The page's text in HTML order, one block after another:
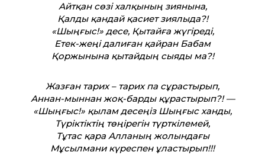
Айтқан сөзі халқының зиянына,
Қалды қандай қасиет зиялыда?!
«Шыңғыс!» десе, Қытайға жүгіреді,
Етек-жеңі далиған қайран Бабам
Қоржынына қытайдың сыяды ма?!
Жазған тарих – тарих па сұрастырып,
Аннан-мыннан жоқ-барды құрастырып?! —
«Шыңғыс!» қылам десеңіз Шыңғыс ханды,
Түріктіктің төңірегін түрткілемей,
Тұтас қара Алланың жолындағы
Мұсылмани күреспен ұластырып!!!